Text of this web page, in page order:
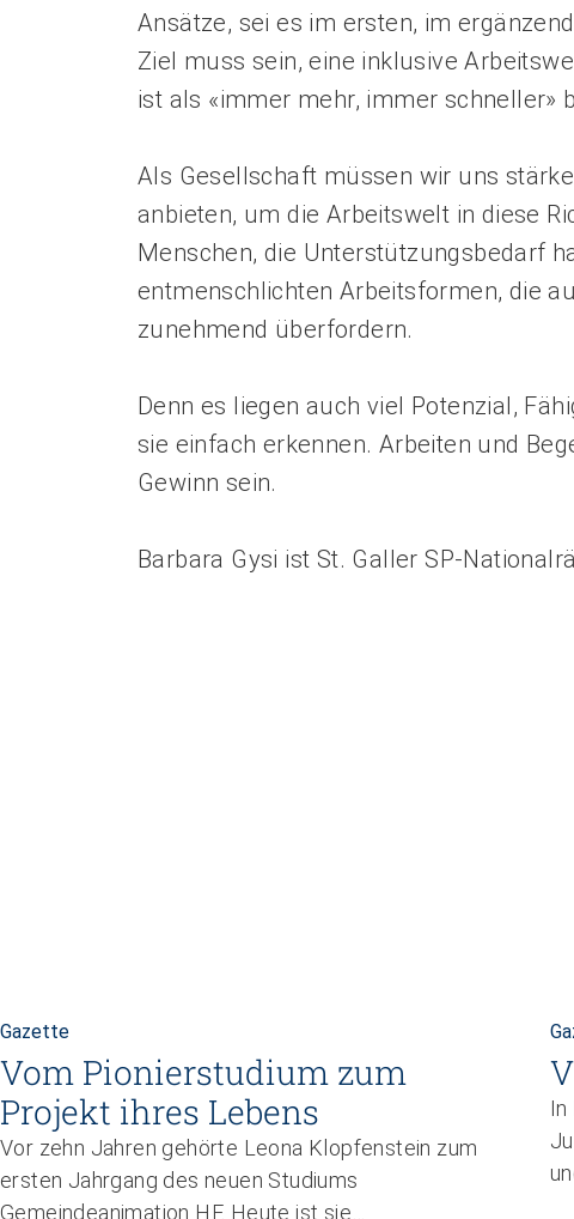
Ansätze, sei es im ersten, im
Ziel muss sein, eine inklusive
ist als «immer mehr, immer schneller»
Als Gesellschaft müssen wir uns
anbieten, um die Arbeitswelt in diese
Menschen, die Unterstützungsbedarf
entmenschlichten Arbeitsformen, die
zunehmend überfordern.
Denn es liegen auch viel Potenzial,
sie einfach erkennen. Arbeiten und
Gewinn sein.
Barbara Gysi ist St. Galler SP-
Gazette
Vom Pionierstudium zum
Projekt ihres Lebens
Vor zehn Jahren gehörte Leona Klopfenstein zum
ersten Jahrgang des neuen Studiums
Gemeindeanimation HF. Heute ist sie